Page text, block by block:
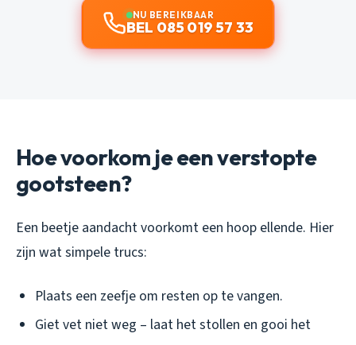
NU BEREIKBAAR
BEL 085 019 57 33
Hoe voorkom je een verstopte
gootsteen?
Een beetje aandacht voorkomt een hoop ellende. Hier
zijn wat simpele trucs:
Plaats een zeefje om resten op te vangen.
Giet vet niet weg – laat het stollen en gooi het